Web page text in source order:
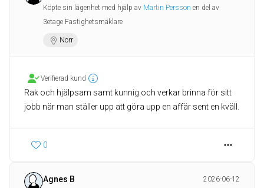
Köpte sin lägenhet med hjälp av Martin Persson en del av
3etage Fastighetsmäklare
Norr
Verifierad kund
Rak och hjälpsam samt kunnig och verkar brinna för sitt
jobb när man ställer upp att göra upp en affär sent en kväll.
0
Agnes B
2026-06-12